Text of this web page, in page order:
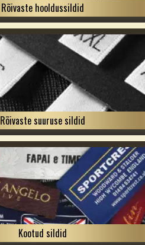
Rõivaste hooldussildid
Rõivaste suuruse sildid
Kootud sildid